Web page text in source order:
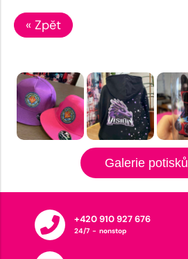
« Zpět
Galerie potisků
+420 910 927 676
24/7 - nonstop